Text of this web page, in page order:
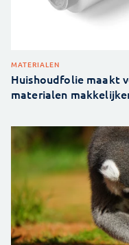
MATERIALEN
Huishoudfolie maakt
materialen